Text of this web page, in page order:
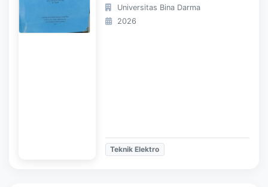
Universitas Bina Darma
2026
Teknik Elektro